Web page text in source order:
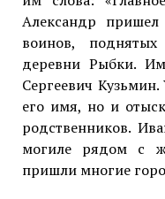
Александр
воинов,
деревни Рыбки.
Сергеевич Кузьмин.
его имя, но и
родственников.
могиле рядом с
пришли многие